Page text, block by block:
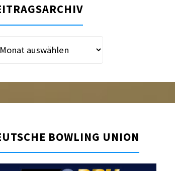
BOWLING UNION